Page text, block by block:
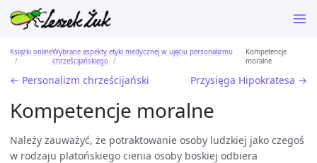
Książki onlineWybrane aspekty etyki medycznej w ujęciu personalizmu
chrześcijańskiego
Kompetencje
moralne
← Personalizm chrześcijański Przysięga Hipokratesa →
Kompetencje moralne
Należy zauważyć, że potraktowanie osoby ludzkiej jako czegoś
w rodzaju platońskiego cienia osoby boskiej odbiera